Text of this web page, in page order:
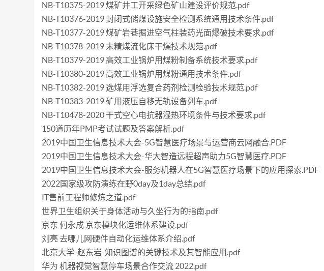
NB-T10375-2019 煤矿井工开采绿色矿山建设评价规范.pdf
NB-T10376-2019 封闭式储煤设施安全检测系统通用技术条件.pdf
NB-T10377-2019 煤矿岩巷掘进空气柱装药光面爆破技术要求.pdf
NB-T10378-2019 末精煤流化床干燥技术规范.pdf
NB-T10379-2019 高效工业锅炉用煤粉制备系统技术要求.pdf
NB-T10380-2019 高效工业锅炉用煤粉通用技术条件.pdf
NB-T10382-2019 选煤用浮选复合药剂检测检验技术规范.pdf
NB-T10383-2019 矿用液压自移无轨设备列车.pdf
NB-T10478-2020 干式空心电抗器湿热环境条件与技术要求.pdf
150道历年PMP考试试题及答案解析.pdf
2019中国卫生信息技术大会-5G智慧医疗场景与运营商云网融合.PDF
2019中国卫生信息技术大会-华大智造远程超声助力5G智慧医疗.PDF
2019中国卫生信息技术大会-服务机器人在5G智慧医疗场景下的应用探索.PDF
2022国家级攻防演练在野0day及1day总结.pdf
IT售前工程师修炼之道.pdf
世界卫生组织关于身体活动与久坐行为的指南.pdf
京东 何永成 京东模块化运维体系建设.pdf
刘亮 去哪儿网硬件自动化运维体系介绍.pdf
北京大学-赵东岩-知识图谱的关键技术及其智能应用.pdf
华为 机器视觉智慧停车场景合作交流 2022.pdf